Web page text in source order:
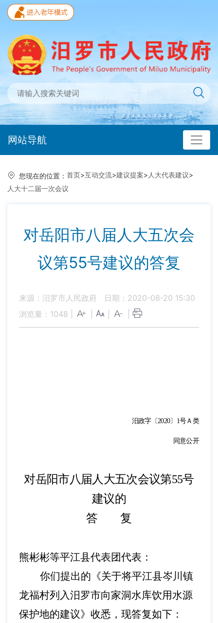
网站导航
您现在的位置： 首页>互动交流>建议提案> 人大代表建议>
人大十二届一次会议
对岳阳市八届人大五次会
议第55号建议的答复
来源：汨罗市人民政府
日期：2020-08-20 15:30
浏览量： 1048
汨政字〔2020〕 1号Ａ类
同意公开
对岳阳市八届人大五次会议第55号
建议的
答 复
熊彬彬等平江县代表团代表：
你们提出的《关于将平江县岑川镇
龙福村列入汨罗市向家洞水库饮用水源
保护地的建议》收悉，现答复如下 ：